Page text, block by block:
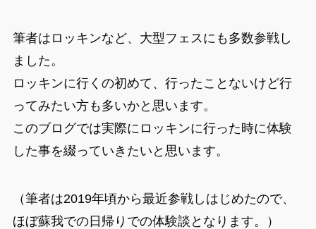
筆者はロッキンなど、大型フェスにも多数参戦し
ました。
ロッキンに行くの初めて、行ったことないけど行
ってみたい方も多いかと思います。
このブログでは実際にロッキンに行った時に体験
した事を綴っていきたいと思います。
（筆者は2019年頃から最近参戦しはじめたので、
ほぼ蘇我での日帰りでの体験談となります。）